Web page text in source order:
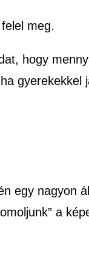
meg.
hogy
gyerekekkel
egy nagyon
a